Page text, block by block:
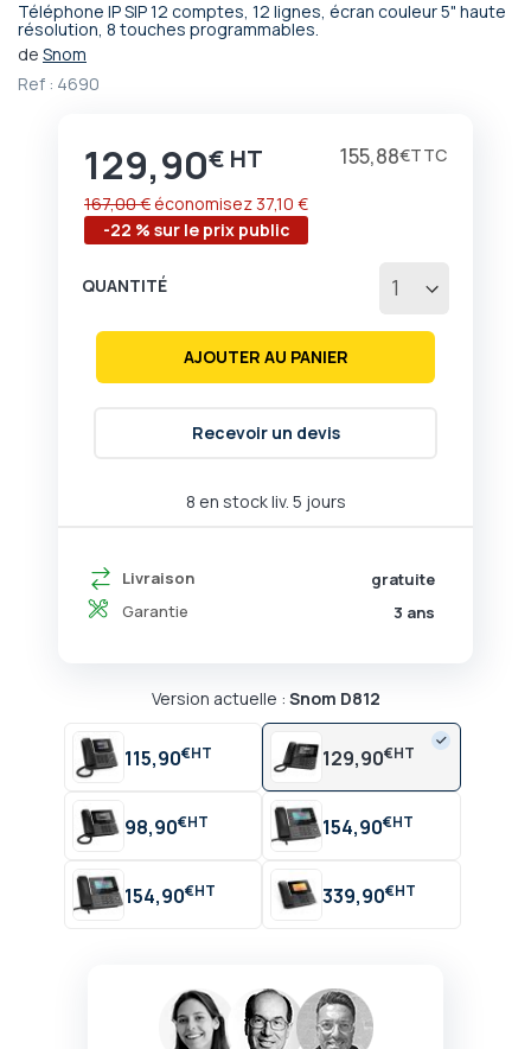
Téléphone IP SIP 12 comptes, 12 lignes, écran couleur 5" haute
résolution, 8 touches programmables.
de Snom
Ref : 4690
Prix
129,90€ 155,88€
-22 % sur le prix public
167,00 € économisez 37,10 €
8 en stock liv. 5 jours
Livraison
gratuite
Garantie
3 ans
QUANTITÉ
AJOUTER AU PANIER
Recevoir un devis
Version actuelle : Snom D812
115,90€ 129,90€
98,90€ 154,90€
154,90€ 339,90€
Passer
au
de
d’images